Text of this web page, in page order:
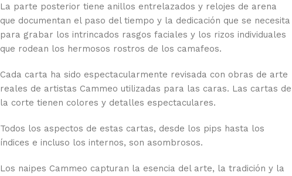
La parte posterior tiene anillos entrelazados y relojes de arena
que documentan el paso del tiempo y la dedicación que se necesita
para grabar los intrincados rasgos faciales y los rizos individuales
que rodean los hermosos rostros de los camafeos.
Cada carta ha sido espectacularmente revisada con obras de arte
reales de artistas Cammeo utilizadas para las caras. Las cartas de
la corte tienen colores y detalles espectaculares.
Todos los aspectos de estas cartas, desde los pips hasta los
índices e incluso los internos, son asombrosos.
Los naipes Cammeo capturan la esencia del arte, la tradición y la